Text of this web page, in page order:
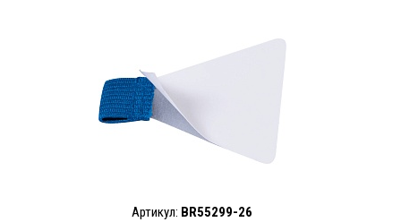
Артикул: BR55299-26